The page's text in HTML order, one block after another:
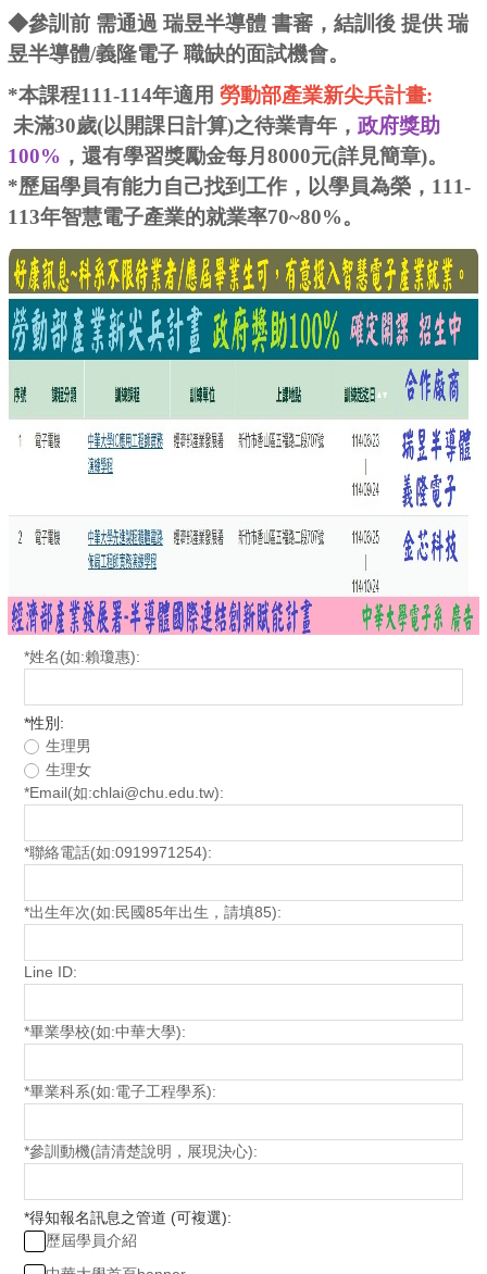
◆參訓前 需通過 瑞昱半導體 書審，結訓後 提供 瑞
昱半導體/義隆電子 職缺的面試機會。
*本課程111-114年適用 勞動部產業新尖兵計畫:
未滿30歲(以開課日計算)之待業青年， 政府獎助
100% ，還有學習獎勵金每月8000元(詳見簡章)。
*歷屆學員有能力自己找到工作，以學員為榮，111-
113年智慧電子產業的就業率70~80%。
*姓名(如:賴瓊惠):
*性別:
生理男
生理女
*Email(如:chlai@chu.edu.tw):
*聯絡電話(如:0919971254):
*出生年次(如:民國85年出生，請填85):
Line ID:
*畢業學校(如:中華大學):
*畢業科系(如:電子工程學系):
*參訓動機(請清楚說明，展現決心):
*得知報名訊息之管道 (可複選):
歷屆學員介紹